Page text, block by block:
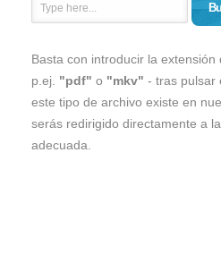
Basta con introducir la extensión
p.ej. "pdf" o "mkv" - tras pulsar
este tipo de archivo existe en
serás redirigido directamente a
adecuada.